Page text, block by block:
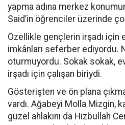
yapma adına merkez
Said’in öğrenciler üzerinde
Özellikle gençlerin irşadı için
imkânları seferber ediyordu.
oturmuyordu. Sokak sokak,
irşadı için çalışan biriydi.
Gösterişten ve ön plana
vardı. Ağabeyi Molla Mizgin,
güzel ahlakını da Hizbullah